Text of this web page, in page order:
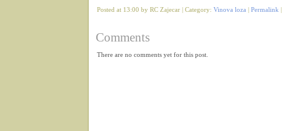
Posted at 13:00 by RC Zajecar | Category: Vinova loza Permalink
Comments
There are no comments yet for this post.